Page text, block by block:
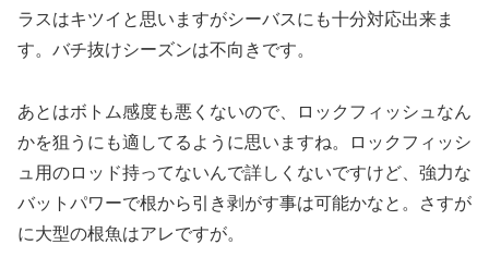
ラスはキツイと思いますがシーバスにも十分対応出来ま
す。バチ抜けシーズンは不向きです。
あとはボトム感度も悪くないので、ロックフィッシュなん
かを狙うにも適してるように思いますね。ロックフィッシ
ュ用のロッド持ってないんで詳しくないですけど、強力な
バットパワーで根から引き剥がす事は可能かなと。さすが
に大型の根魚はアレですが。